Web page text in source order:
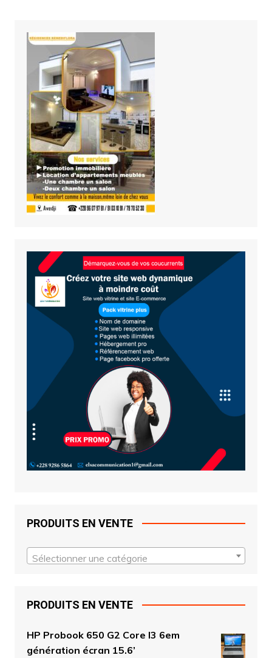
PRODUITS EN VENTE
Sélectionner une catégorie
PRODUITS EN VENTE
HP Probook 650 G2 Core I3 6em
génération écran 15.6’